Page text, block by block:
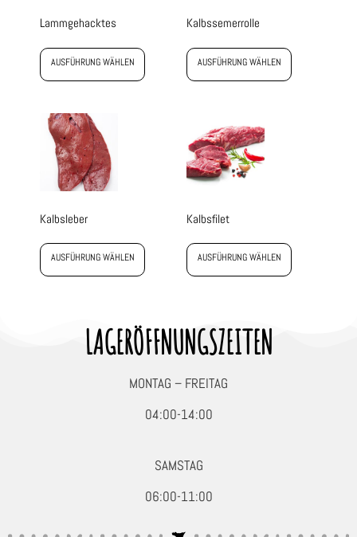
Lammgehacktes
AUSFÜHRUNG WÄHLEN
Kalbssemerrolle
AUSFÜHRUNG WÄHLEN
Kalbsleber
AUSFÜHRUNG WÄHLEN
Kalbsfilet
AUSFÜHRUNG WÄHLEN
LAGERÖFFNUNGSZEITEN
MONTAG – FREITAG
04:00-14:00
SAMSTAG
06:00-11:00